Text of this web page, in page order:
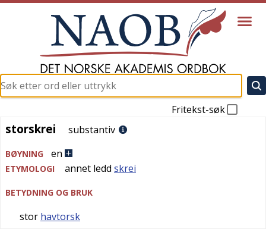
Fritekst-søk
storskrei
storskrei substantiv
BØYNING en
ETYMOLOGI annet ledd skrei
BETYDNING OG BRUK
stor havtorsk